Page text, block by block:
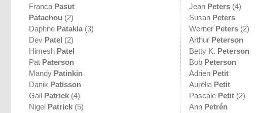
Franca Pasut
Patachou (2)
Daphne Patakia (3)
Dev Patel (2)
Himesh Patel
Pat Paterson
Mandy Patinkin
Danik Patisson
Gail Patrick (4)
Nigel Patrick (5)
Jean Peters (4)
Susan Peters
Werner Peters (2)
Arthur Peterson
Betty K. Peterson
Bob Peterson
Adrien Petit
Aurélia Petit
Pascale Petit (2)
Ann Petrén